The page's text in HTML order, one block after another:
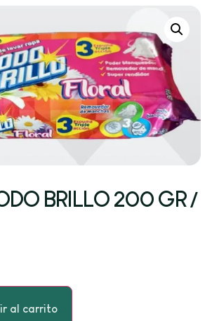
BRILLO 200 GR /
al carrito